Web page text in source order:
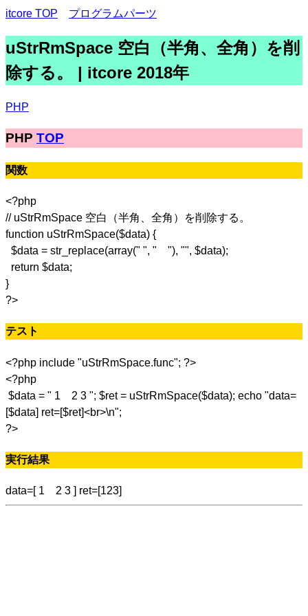
itcore TOP プログラムパーツ
uStrRmSpace 空白（半角、全角）を削
除する。 | itcore 2018年
PHP
PHP TOP
関数
<?php
// uStrRmSpace 空白（半角、全角）を削除する。
function uStrRmSpace($data) {
$data = str_replace(array(" ", " "), "", $data);
return $data;
}
?>
テスト
<?php include "uStrRmSpace.func"; ?>
<?php
$data = " 1 2 3 "; $ret = uStrRmSpace($data); echo "data=
[$data] ret=[$ret]<br>\n";
?>
実行結果
data=[ 1 2 3 ] ret=[123]